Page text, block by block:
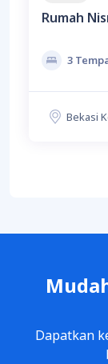
Rumah
3
Bekasi
Dapatkan